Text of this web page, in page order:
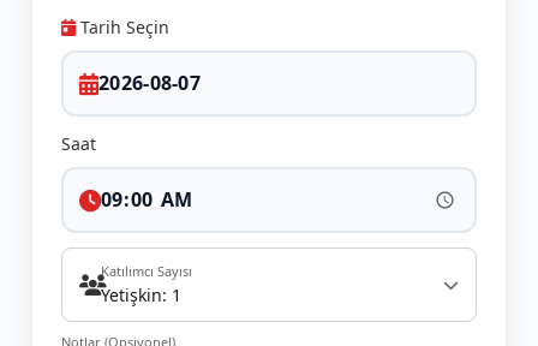
Tarih Seçin
Saat
Katılımcı Sayısı
Yetişkin: 1
Notlar (Opsiyonel)